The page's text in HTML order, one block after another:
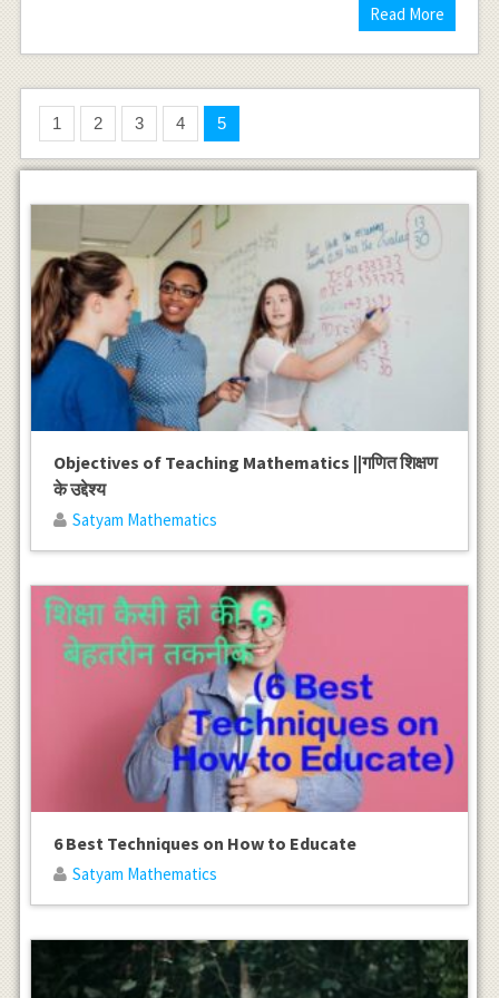
Read More
1 2 3 4 5
Objectives of Teaching Mathematics ||गणित शिक्षण
के उद्देश्य
Satyam Mathematics
6 Best Techniques on How to Educate
Satyam Mathematics